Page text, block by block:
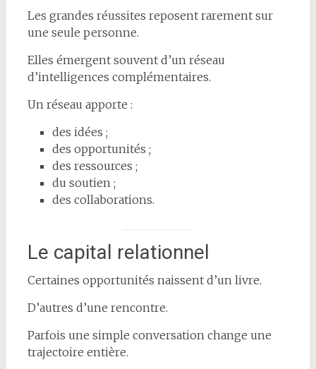
Les grandes réussites reposent rarement sur
une seule personne.
Elles émergent souvent d’un réseau
d’intelligences complémentaires.
Un réseau apporte :
des idées ;
des opportunités ;
des ressources ;
du soutien ;
des collaborations.
Le capital relationnel
Certaines opportunités naissent d’un livre.
D’autres d’une rencontre.
Parfois une simple conversation change une
trajectoire entière.